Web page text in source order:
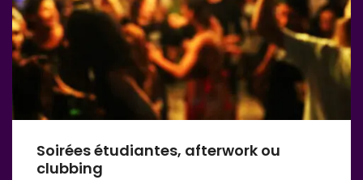
Soirées étudiantes, afterwork ou
clubbing